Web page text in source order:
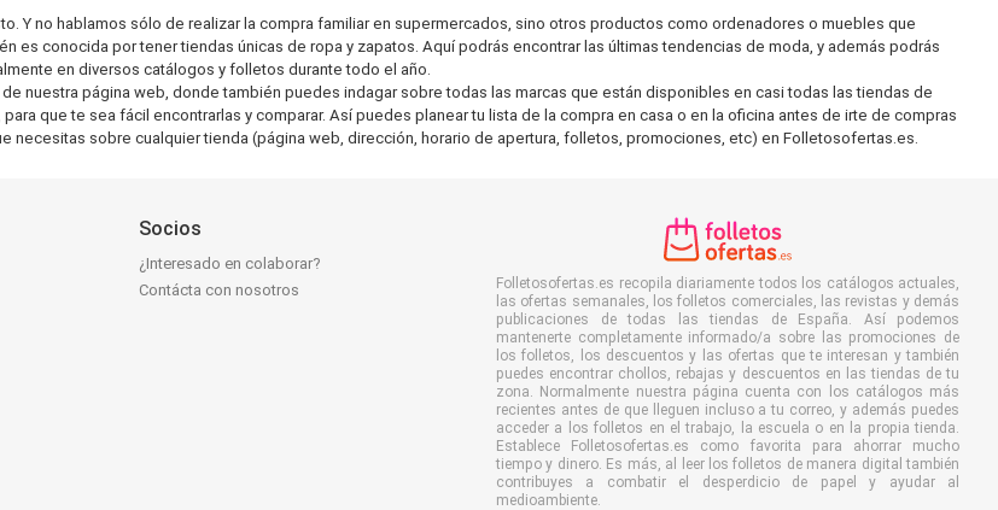
Y no hablamos sólo de realizar la compra familiar en supermercados, sino otros productos como ordenadores o muebles que
es conocida por tener tiendas únicas de ropa y zapatos. Aquí podrás encontrar las últimas tendencias de moda, y además podrás
en diversos catálogos y folletos durante todo el año.
nuestra página web, donde también puedes indagar sobre todas las marcas que están disponibles en casi todas las tiendas de
que te sea fácil encontrarlas y comparar. Así puedes planear tu lista de la compra en casa o en la oficina antes de irte de compras
necesitas sobre cualquier tienda (página web, dirección, horario de apertura, folletos, promociones, etc) en Folletosofertas.es.
Socios
¿Interesado en colaborar?
Contácta con nosotros
Folletosofertas.es recopila diariamente todos los catálogos actuales,
las ofertas semanales, los folletos comerciales, las revistas y demás
publicaciones de todas las tiendas de España. Así podemos
mantenerte completamente informado/a sobre las promociones de
los folletos, los descuentos y las ofertas que te interesan y también
puedes encontrar chollos, rebajas y descuentos en las tiendas de tu
zona. Normalmente nuestra página cuenta con los catálogos más
recientes antes de que lleguen incluso a tu correo, y además puedes
acceder a los folletos en el trabajo, la escuela o en la propia tienda.
Establece Folletosofertas.es como favorita para ahorrar mucho
tiempo y dinero. Es más, al leer los folletos de manera digital también
contribuyes a combatir el desperdicio de papel y ayudar al
medioambiente.